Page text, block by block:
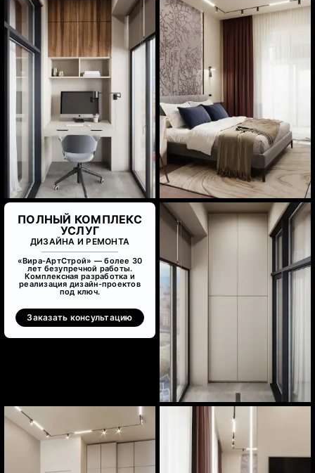
ПОЛНЫЙ КОМПЛЕКС
УСЛУГ
ДИЗАЙНА И РЕМОНТА
«Вира-АртСтрой» — более 30
лет безупречной работы.
Комплексная разработка и
реализация дизайн-проектов
под ключ.
Заказать консультацию